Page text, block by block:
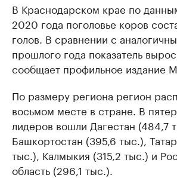
В Краснодарском крае по
2020 года поголовье коров
голов. В сравнении с
прошлого года показатель
сообщает профильное издание
По размеру региона регион
восьмом месте в стране. В
лидеров вошли Дагестан (484,7
Башкортостан (395,6 тыс.),
тыс.), Калмыкия (315,2 тыс.) и
область (296,1 тыс.).